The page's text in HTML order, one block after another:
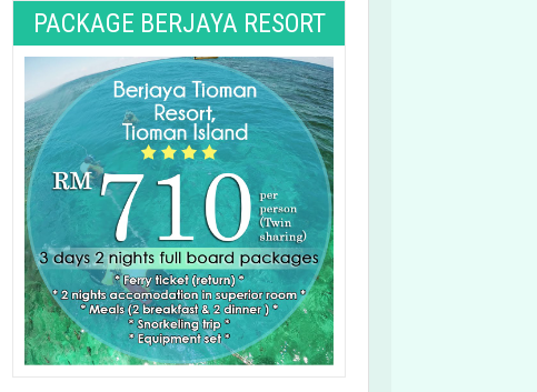
PACKAGE BERJAYA RESORT